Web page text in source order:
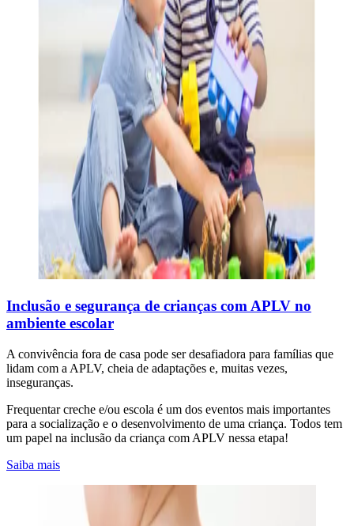
Inclusão e segurança de crianças com APLV no
ambiente escolar
A convivência fora de casa pode ser desafiadora para famílias que
lidam com a APLV, cheia de adaptações e, muitas vezes,
inseguranças.
Frequentar creche e/ou escola é um dos eventos mais importantes
para a socialização e o desenvolvimento de uma criança. Todos tem
um papel na inclusão da criança com APLV nessa etapa!
Saiba mais